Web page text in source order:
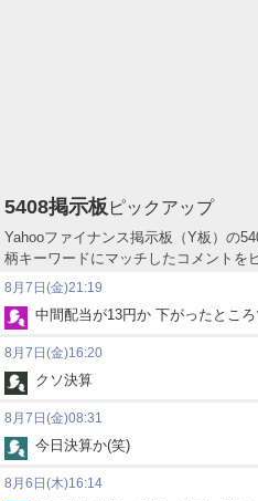
5408掲示板 ピックアップ
Yahooファイナンス掲示板（Y板）の
柄キーワードにマッチしたコメントを
8月7日(金)21:19
中間配当が13円か 下がったとこ
8月7日(金)16:20
クソ決算
8月7日(金)08:31
今日決算か(笑)
8月6日(木)16:14